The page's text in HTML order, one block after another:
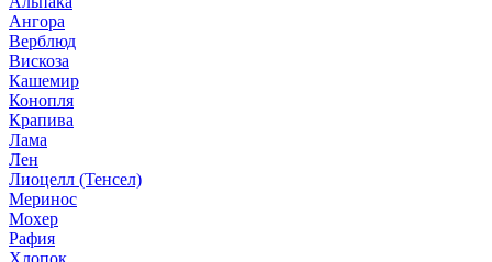
Ангора
Верблюд
Вискоза
Кашемир
Конопля
Крапива
Лама
Лен
Лиоцелл (Тенсел)
Меринос
Мохер
Рафия
Хлопок